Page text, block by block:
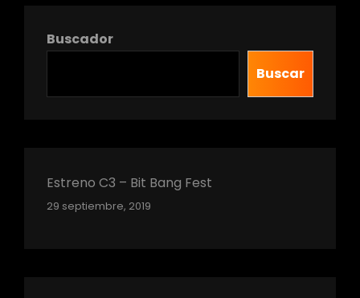
Buscador
Buscar
Estreno C3 – Bit Bang Fest
29 septiembre, 2019